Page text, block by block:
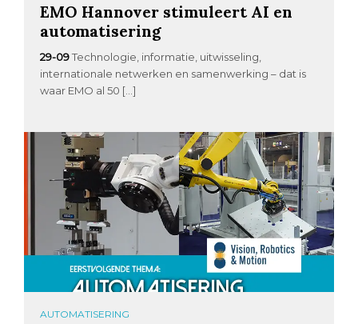
EMO Hannover stimuleert AI en
automatisering
29-09 Technologie, informatie, uitwisseling,
internationale netwerken en samenwerking – dat is
waar EMO al 50 […]
AUTOMATISERING